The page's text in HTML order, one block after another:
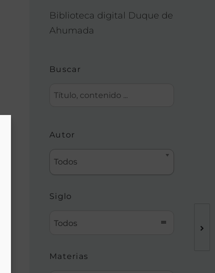
Biblioteca digital Duque de
Ahumada
Buscar
Autor
Todos
Siglo
Todos
Materias